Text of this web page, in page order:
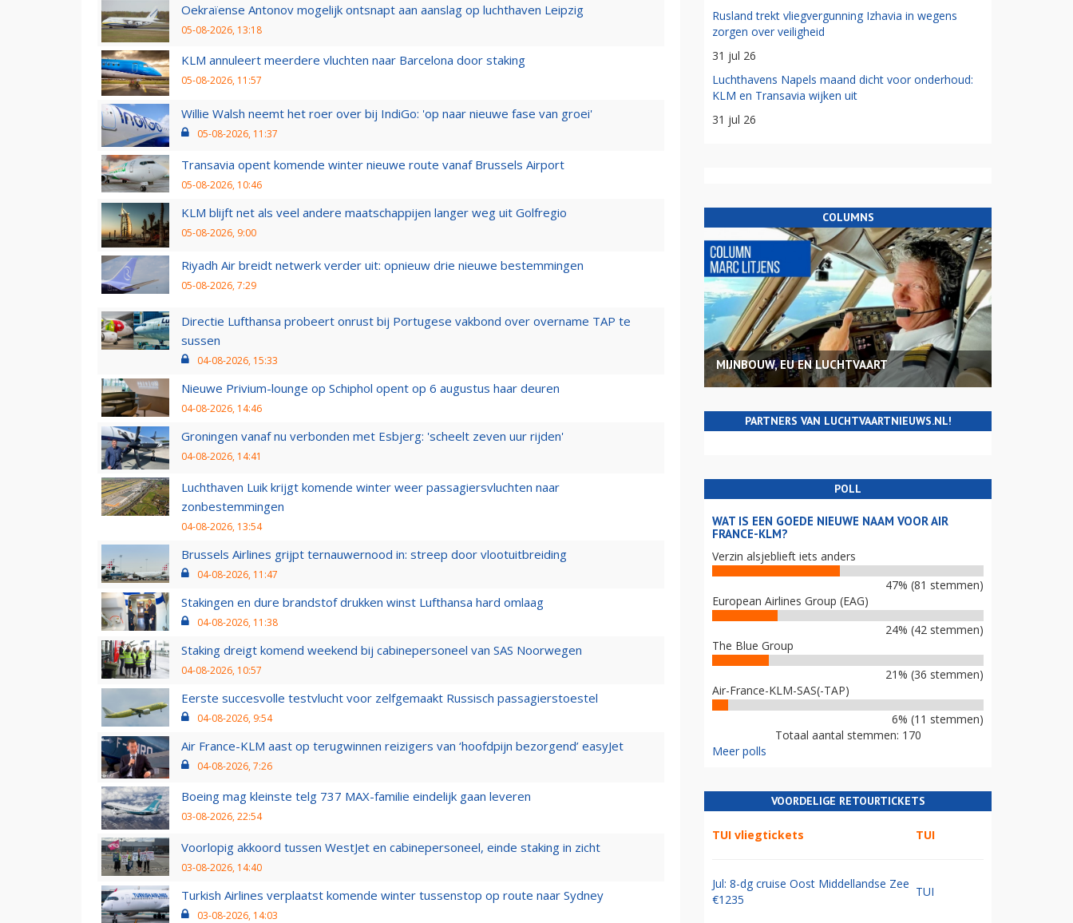
Oekraïense Antonov mogelijk ontsnapt aan aanslag op luchthaven Leipzig
05-08-2026, 13:18
KLM annuleert meerdere vluchten naar Barcelona door staking
05-08-2026, 11:57
Willie Walsh neemt het roer over bij IndiGo: 'op naar nieuwe fase van groei'
05-08-2026, 11:37
Transavia opent komende winter nieuwe route vanaf Brussels Airport
05-08-2026, 10:46
KLM blijft net als veel andere maatschappijen langer weg uit Golfregio
05-08-2026, 9:00
Riyadh Air breidt netwerk verder uit: opnieuw drie nieuwe bestemmingen
05-08-2026, 7:29
Directie Lufthansa probeert onrust bij Portugese vakbond over overname TAP te
sussen
04-08-2026, 15:33
Nieuwe Privium-lounge op Schiphol opent op 6 augustus haar deuren
04-08-2026, 14:46
Groningen vanaf nu verbonden met Esbjerg: 'scheelt zeven uur rijden'
04-08-2026, 14:41
Luchthaven Luik krijgt komende winter weer passagiersvluchten naar
zonbestemmingen
04-08-2026, 13:54
Brussels Airlines grijpt ternauwernood in: streep door vlootuitbreiding
04-08-2026, 11:47
Stakingen en dure brandstof drukken winst Lufthansa hard omlaag
04-08-2026, 11:38
Staking dreigt komend weekend bij cabinepersoneel van SAS Noorwegen
04-08-2026, 10:57
Eerste succesvolle testvlucht voor zelfgemaakt Russisch passagierstoestel
04-08-2026, 9:54
Air France-KLM aast op terugwinnen reizigers van ‘hoofdpijn bezorgend’ easyJet
04-08-2026, 7:26
Boeing mag kleinste telg 737 MAX-familie eindelijk gaan leveren
03-08-2026, 22:54
Voorlopig akkoord tussen WestJet en cabinepersoneel, einde staking in zicht
03-08-2026, 14:40
Turkish Airlines verplaatst komende winter tussenstop op route naar Sydney
03-08-2026, 14:03
Rusland trekt vliegvergunning Izhavia in wegens
zorgen over veiligheid
31 jul 26
Luchthavens Napels maand dicht voor onderhoud:
KLM en Transavia wijken uit
31 jul 26
COLUMNS
MIJNBOUW, EU EN LUCHTVAART
PARTNERS VAN LUCHTVAARTNIEUWS.NL!
POLL
WAT IS EEN GOEDE NIEUWE NAAM VOOR AIR
FRANCE-KLM?
Verzin alsjeblieft iets anders
47% (81 stemmen)
European Airlines Group (EAG)
24% (42 stemmen)
The Blue Group
21% (36 stemmen)
Air-France-KLM-SAS(-TAP)
6% (11 stemmen)
Totaal aantal stemmen: 170
Meer polls
VOORDELIGE RETOURTICKETS
TUI vliegtickets TUI
Jul: 8-dg cruise Oost Middellandse Zee
€1235
TUI